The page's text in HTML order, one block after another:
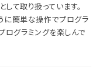
て取り扱っています。
に簡単な操作でプログラ
ログラミングを楽しんで